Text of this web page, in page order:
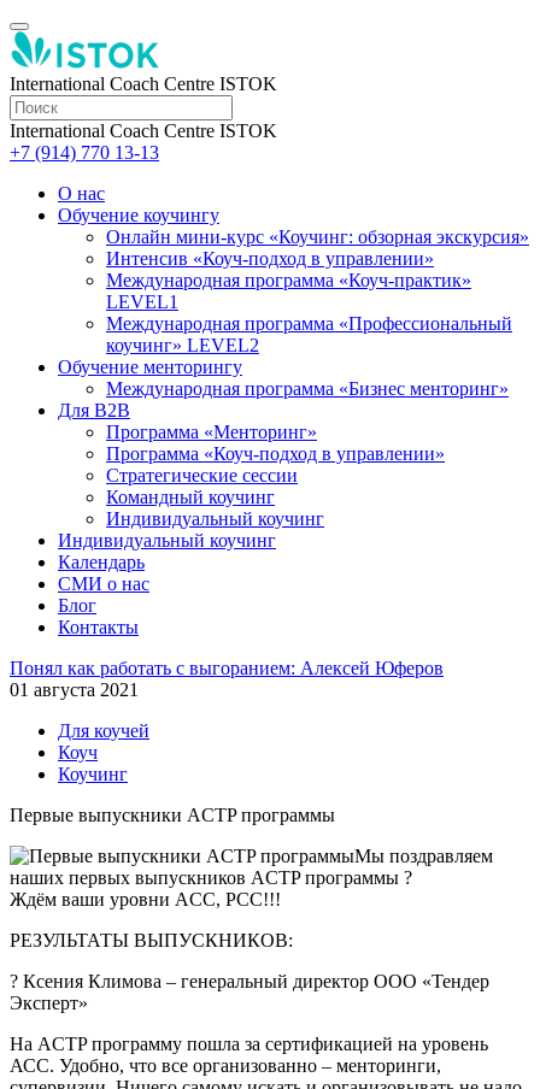
International Coach Centre ISTOK
International Coach Centre ISTOK
+7 (914) 770 13-13
О нас
Обучение коучингу
Онлайн мини-курс «Коучинг: обзорная экскурсия»
Интенсив «Коуч-подход в управлении»
Международная программа «Коуч-практик»
LEVEL1
Международная программа «Профессиональный
коучинг» LEVEL2
Обучение менторингу
Международная программа «Бизнес менторинг»
Для B2B
Программа «Менторинг»
Программа «Коуч-подход в управлении»
Стратегические сессии
Командный коучинг
Индивидуальный коучинг
Индивидуальный коучинг
Календарь
СМИ о нас
Блог
Контакты
Понял как работать с выгоранием: Алексей Юферов
01 августа 2021
Для коучей
Коуч
Коучинг
Первые выпускники ACTP программы
Мы поздравляем
наших первых выпускников ACTP программы ?
Ждём ваши уровни ACC, PCC!!!
РЕЗУЛЬТАТЫ ВЫПУСКНИКОВ:
? Ксения Климова – генеральный директор ООО «Тендер
Эксперт»
На ACTP программу пошла за сертификацией на уровень
АСС. Удобно, что все организованно – менторинги,